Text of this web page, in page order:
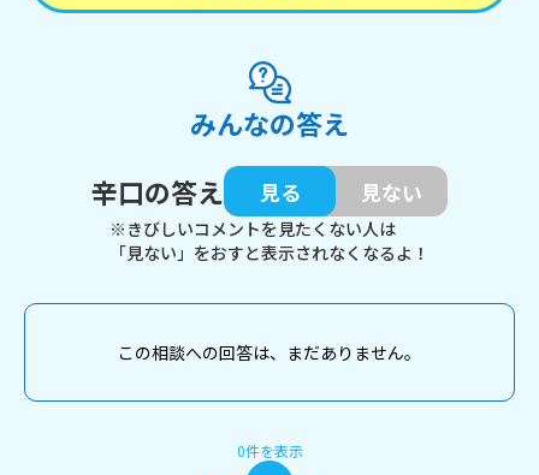
みんなの答え
辛口の答え
見る 見ない
※きびしいコメントを見たくない人は
「見ない」をおすと表示されなくなるよ！
この相談への回答は、まだありません。
0件を表示